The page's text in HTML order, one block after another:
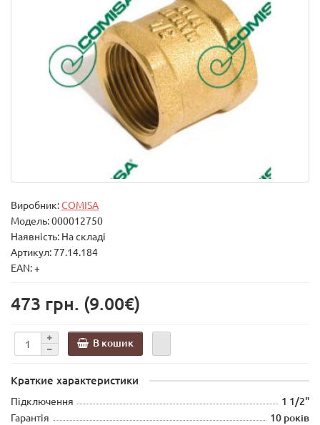
Виробник:COMISA
Модель:000012750
Наявність: На складі
Артикул: 77.14.184
EAN: +
473 грн. (9.00€)
В кошик
Краткие характеристики
Підключення 1 1/2"
Гарантія 10 років